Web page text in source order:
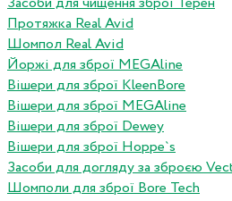
Протяжка Real Avid
Шомпол Real Avid
Йоржі для зброї MEGAline
Вішери для зброї KleenBore
Вішери для зброї MEGAline
Вішери для зброї Dewey
Вішери для зброї Hoppe`s
Засоби для догляду за зброєю
Шомполи для зброї Bore Tech